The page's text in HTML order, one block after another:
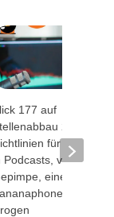
177 auf
2.0, neue
für Werbung
Podcasts, viel
eine
und